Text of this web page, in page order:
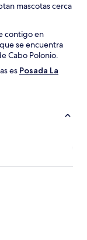
mascotas cerca
contigo en
se encuentra
Cabo Polonio.
es Posada La